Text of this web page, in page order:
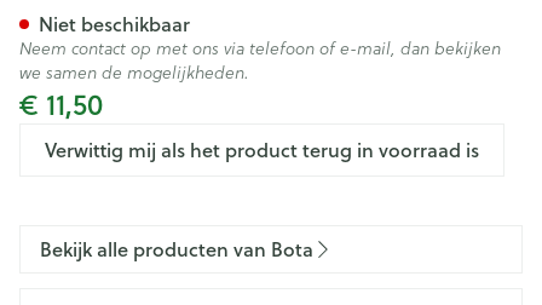
€ 11,50
Verwittig mij als het product terug in voorraad is
Niet beschikbaar
Neem contact op met ons via telefoon of e-mail, dan bekijken
we samen de mogelijkheden.
Bekijk alle producten van Bota